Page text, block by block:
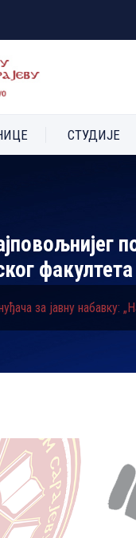
СТУДИЈЕ
за јавну